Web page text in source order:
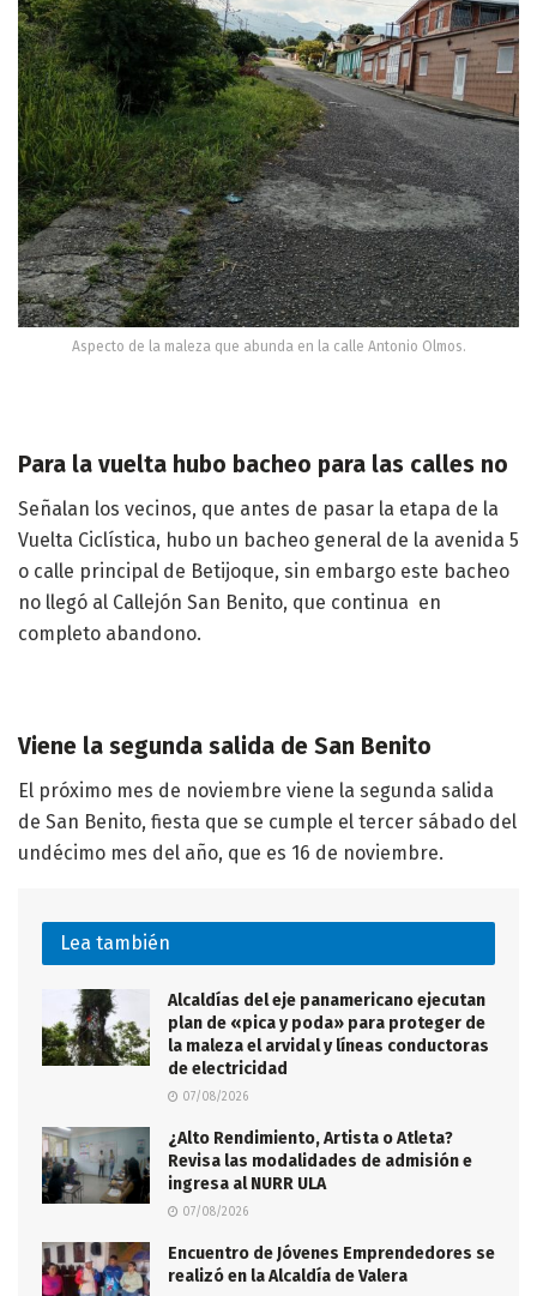
Aspecto de la maleza que abunda en la calle Antonio Olmos.
Para la vuelta hubo bacheo para las calles no
Señalan los vecinos, que antes de pasar la etapa de la
Vuelta Ciclística, hubo un bacheo general de la avenida 5
o calle principal de Betijoque, sin embargo este bacheo
no llegó al Callejón San Benito, que continua en
completo abandono.
Viene la segunda salida de San Benito
El próximo mes de noviembre viene la segunda salida
de San Benito, fiesta que se cumple el tercer sábado del
undécimo mes del año, que es 16 de noviembre.
Lea también
Alcaldías del eje panamericano ejecutan
plan de «pica y poda» para proteger de
la maleza el arvidal y líneas conductoras
de electricidad
07/08/2026
¿Alto Rendimiento, Artista o Atleta?
Revisa las modalidades de admisión e
ingresa al NURR ULA
07/08/2026
Encuentro de Jóvenes Emprendedores se
realizó en la Alcaldía de Valera